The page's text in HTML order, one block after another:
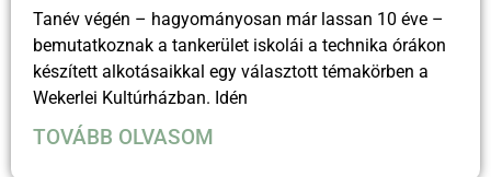
Tanév végén – hagyományosan már lassan 10 éve –
bemutatkoznak a tankerület iskolái a technika órákon
készített alkotásaikkal egy választott témakörben a
Wekerlei Kultúrházban. Idén
TOVÁBB OLVASOM